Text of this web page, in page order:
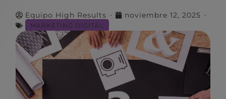
Equipo High Results noviembre 12, 2025
MARKETING DIGITAL